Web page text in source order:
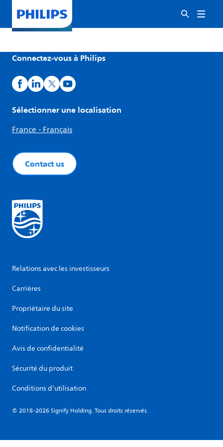
Connectez-vous à Philips
Sélectionner une localisation
France - Français
Contact us
Relations avec les investisseurs
Carrières
Propriétaire du site
Notification de cookies
Avis de confidentialité
Sécurité du produit
Conditions d'utilisation
© 2018-2026 Signify Holding. Tous droits réservés.